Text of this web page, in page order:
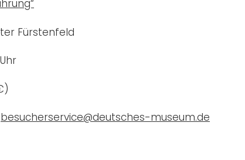
Fürstenfeld
besucherservice@deutsches-museum.de